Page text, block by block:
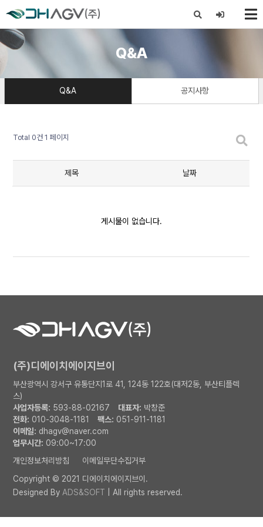
Q&A
Q&A 공지사항
Total 0건 1 페이지
제목 날짜
게시물이 없습니다.
(주)디에이치에이지브이
부산광역시 강서구 유통단지1로 41, 124동 122호(대저2동, 부산티플렉
스)
사업자등록: 593-88-02167 대표자: 박창준
전화: 010-3048-1181 팩스: 051-911-1181
이메일: dhagv@naver.com
업무시간: 09:00~17:00
개인정보처리방침
이메일무단수집거부
Copyright © 2021 디에이치에이지브이.
Designed By ADS&SOFT | All rights reserved.